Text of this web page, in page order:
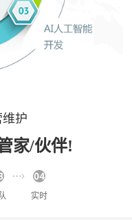
维护
家/伙伴!
实时